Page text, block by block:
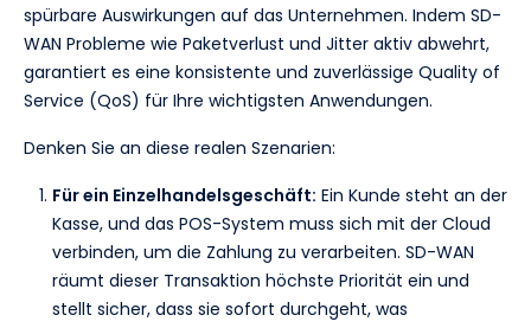
spürbare Auswirkungen auf das Unternehmen. Indem SD-
WAN Probleme wie Paketverlust und Jitter aktiv abwehrt,
garantiert es eine konsistente und zuverlässige Quality of
Service (QoS) für Ihre wichtigsten Anwendungen.
Denken Sie an diese realen Szenarien:
Für ein Einzelhandelsgeschäft: Ein Kunde steht an der
Kasse, und das POS-System muss sich mit der Cloud
verbinden, um die Zahlung zu verarbeiten. SD-WAN
räumt dieser Transaktion höchste Priorität ein und
stellt sicher, dass sie sofort durchgeht, was